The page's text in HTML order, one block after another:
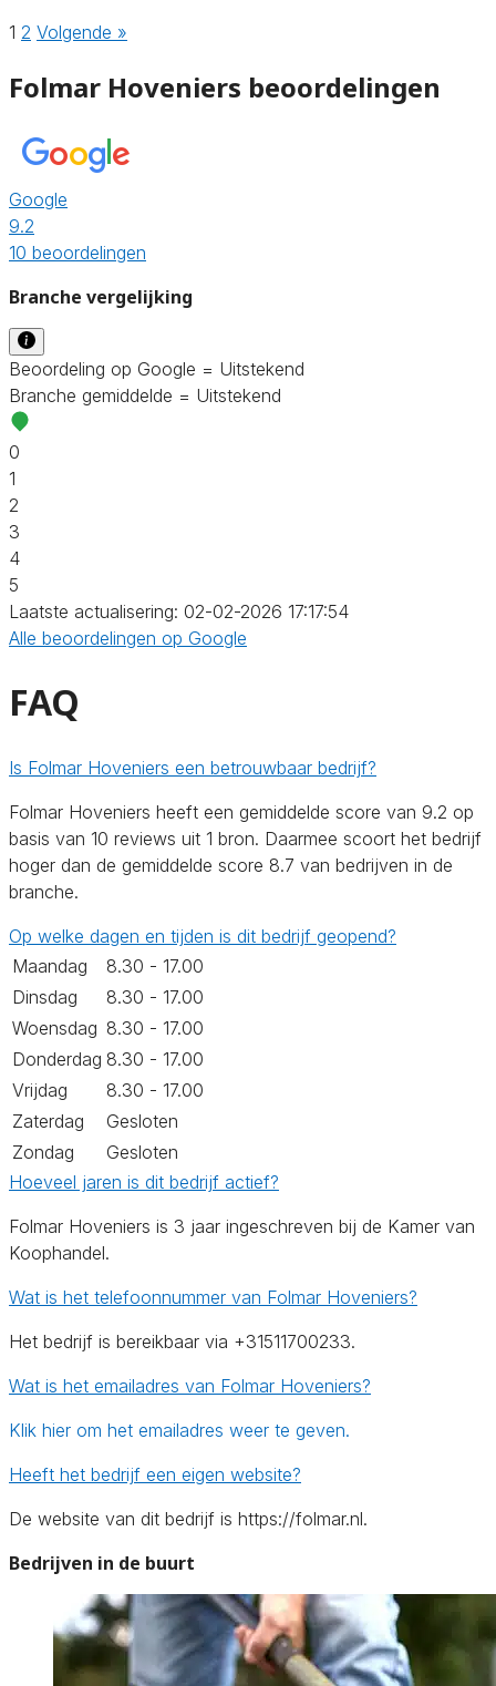
1 2 Volgende »
Folmar Hoveniers beoordelingen
Google
9.2
10 beoordelingen
Branche vergelijking
Beoordeling op Google = Uitstekend
Branche gemiddelde = Uitstekend
0
1
2
3
4
5
Laatste actualisering: 02-02-2026 17:17:54
Alle beoordelingen op Google
FAQ
Is Folmar Hoveniers een betrouwbaar bedrijf?
Folmar Hoveniers heeft een gemiddelde score van 9.2 op
basis van 10 reviews uit 1 bron. Daarmee scoort het bedrijf
hoger dan de gemiddelde score 8.7 van bedrijven in de
branche.
Op welke dagen en tijden is dit bedrijf geopend?
Maandag
8.30 - 17.00
Dinsdag
8.30 - 17.00
Woensdag 8.30 - 17.00
Donderdag 8.30 - 17.00
Vrijdag
8.30 - 17.00
Zaterdag
Gesloten
Zondag
Gesloten
Hoeveel jaren is dit bedrijf actief?
Folmar Hoveniers is 3 jaar ingeschreven bij de Kamer van
Koophandel.
Wat is het telefoonnummer van Folmar Hoveniers?
Het bedrijf is bereikbaar via +31511700233.
Wat is het emailadres van Folmar Hoveniers?
Klik hier om het emailadres weer te geven.
Heeft het bedrijf een eigen website?
De website van dit bedrijf is https://folmar.nl.
Bedrijven in de buurt